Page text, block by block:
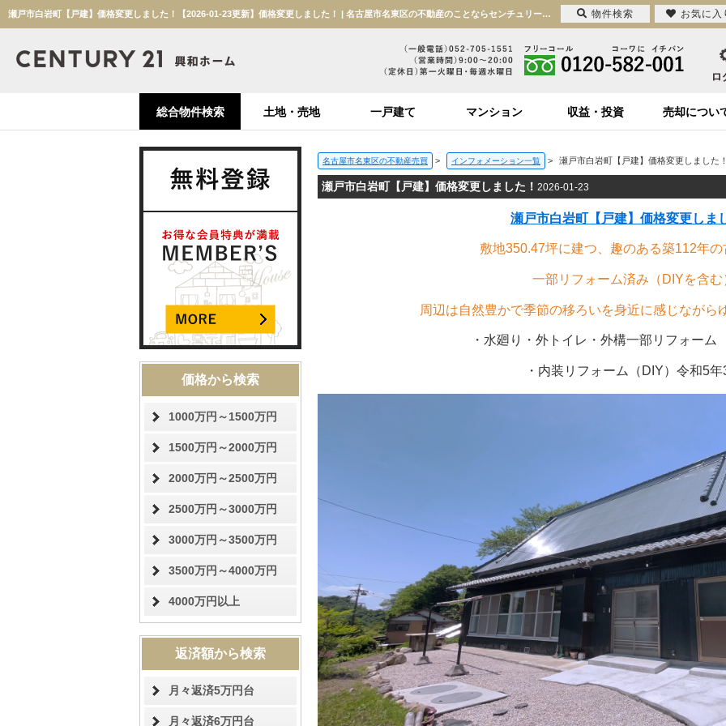
瀬戸市白岩町【戸建】価格変更しました！【2026-01-23更新】価格変更しました！ | 名古屋市名東区の不動産のことならセンチュリー21興和ホーム
総合物件検索 土地・売地 一戸建て マンション 収益・投資 売却につい
名古屋市名東区の不動産売買 > インフォメーション一覧 > 瀬戸市白岩町【戸建】価格変更しました
瀬戸市白岩町【戸建】価格変更しました！ 2026-01-23
瀬戸市白岩町【戸建】価格変更しま
敷地350.47坪に建つ、趣のある築112年
一部リフォーム済み（DIYを含む
周辺は自然豊かで季節の移ろいを身近に感じながら
・水廻り・外トイレ・外構一部リフォー
・内装リフォーム（DIY）令和5年
価格から検索
1000万円～1500万円
1500万円～2000万円
2000万円～2500万円
2500万円～3000万円
3000万円～3500万円
3500万円～4000万円
4000万円以上
返済額から検索
月々返済5万円台
月々返済6万円台
物件検索 お気に入